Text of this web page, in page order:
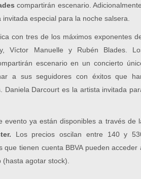
compartirán escenario.
invitada especial para la noche salsera.
con tres de los máximos exponentes
Víctor Manuelle y Rubén Blades.
escenario en un concierto
a sus seguidores con éxitos que
Daniela Darcourt es la artista invitada
evento ya están disponibles a través de
Los precios oscilan entre 140 y
que tienen cuenta BBVA pueden acceder
agotar stock).